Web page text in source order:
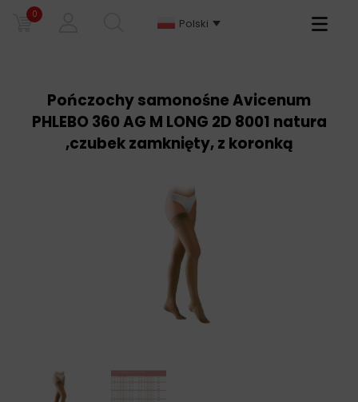
0
Polski
Primary
Pończochy samonośne Avicenum
PHLEBO 360 AG M LONG 2D 8001 natura
,czubek zamknięty, z koronką